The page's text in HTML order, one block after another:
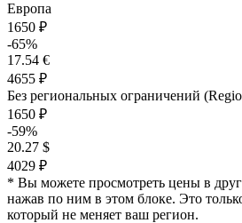
Европа
1650 ₽
-65%
17.54 €
4655 ₽
Без региональных ограничений
1650 ₽
-59%
20.27 $
4029 ₽
* Вы можете просмотреть цены в
нажав по ним в этом блоке. Это
который не меняет ваш регион.